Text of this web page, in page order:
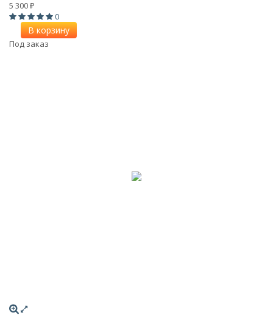
5 300 ₽
0
В корзину
Под заказ